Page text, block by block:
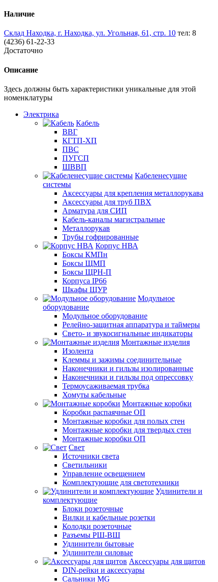
Наличие
Склад Находка, г. Находка, ул. Угольная, 61, стр. 10 тел: 8
(4236) 61-22-33
Достаточно
Описание
Здесь должны быть характеристики уникальные для этой
номенклатуры
Электрика
Кабель
ВВГ
КГТП-ХП
ПВС
ПУГСП
ШВВП
Кабеленесущие
системы
Аксессуары для крепления металлорукава
Аксессуары для труб ПВХ
Арматура для СИП
Кабель-каналы магистральные
Металлорукав
Трубы гофрированные
Корпус НВА
Боксы КМПн
Боксы ЩМП
Боксы ЩРН-П
Корпуса IP66
Шкафы ЩУР
Модульное
оборудование
Модульное оборудование
Релейно-защитная аппаратура и таймеры
Свето- и звукосигнальные индикаторы
Монтажные изделия
Изолента
Клеммы и зажимы соединительные
Наконечники и гильзы изолированные
Наконечники и гильзы под опрессовку
Термоусаживаемая трубка
Хомуты кабельные
Монтажные коробки
Коробки распаячные ОП
Монтажные коробки для полых стен
Монтажные коробки для твердых стен
Монтажные коробки ОП
Свет
Источники света
Светильники
Управление освещением
Комплектующие для светотехники
Удлинители и
комплектующие
Блоки розеточные
Вилки и кабельные розетки
Колодки розеточные
Разъемы РШ-ВШ
Удлинители бытовые
Удлинители силовые
Аксессуары для щитов
DIN-рейки и аксессуары
Сальники MG